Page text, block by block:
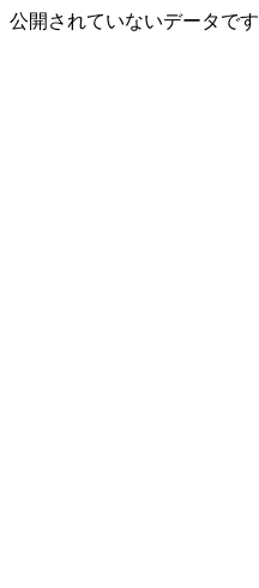
公開されていないデータです